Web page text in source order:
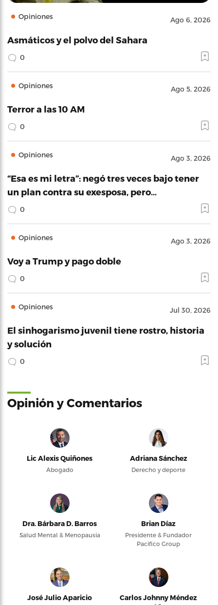
Opiniones Ago 6, 2026
Asmáticos y el polvo del Sahara
0
Opiniones Ago 5, 2026
Terror a las 10 AM
0
Opiniones Ago 3, 2026
“Esa es mi letra”: negó tres veces bajo tener
un plan contra su exesposa, pero…
0
Opiniones Ago 3, 2026
Voy a Trump y pago doble
0
Opiniones Jul 30, 2026
El sinhogarismo juvenil tiene rostro, historia
y solución
0
Opinión y Comentarios
Lic Alexis Quiñones
Abogado
Adriana Sánchez
Derecho y deporte
Dra. Bárbara D. Barros
Salud Mental & Menopausia
Brian Díaz
Presidente & Fundador
Pacifico Group
José Julio Aparicio
Carlos Johnny Méndez